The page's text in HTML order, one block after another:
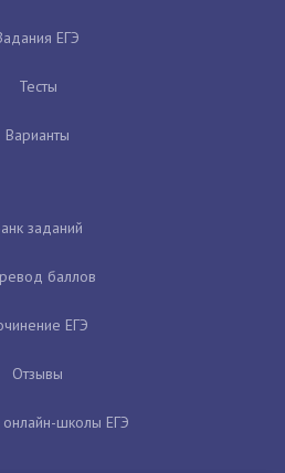
ЕГЭ
Тесты
Варианты
заданий
баллов
ЕГЭ
Отзывы
школы ЕГЭ